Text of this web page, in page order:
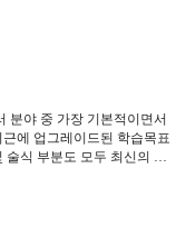
분야 중 가장 기본적이면서
에 업그레이드된 학습목표
식 부분도 모두 최신의 것